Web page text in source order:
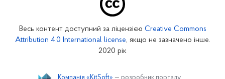
Кіровоградське відділення
Весь контент доступний за ліцензією Creative Commons
Attribution 4.0 International license, якщо не зазначено інше.
2020 рік